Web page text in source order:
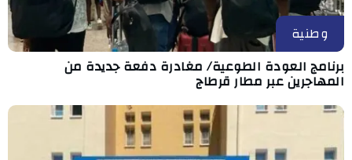
وطنية
برنامج العودة الطوعية/ مغادرة دفعة جديدة من
المهاجرين عبر مطار قرطاج